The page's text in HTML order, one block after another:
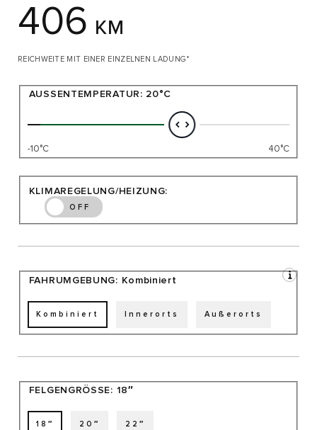
406 KM
REICHWEITE MIT EINER EINZELNEN LADUNG*
AUSSENTEMPERATUR: 20°C
-10°C 40°C
KLIMAREGELUNG/HEIZUNG:
OFF
FAHRUMGEBUNG: Kombiniert
Kombiniert Innerorts Außerorts
FELGENGRÖSSE: 18″
18″ 20″ 22″